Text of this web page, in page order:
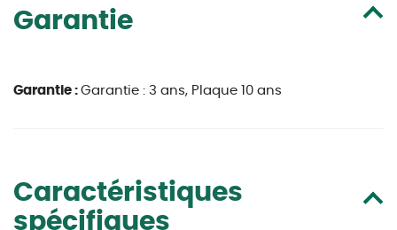
Garantie
Garantie : Garantie : 3 ans, Plaque 10 ans
Caractéristiques
spécifiques